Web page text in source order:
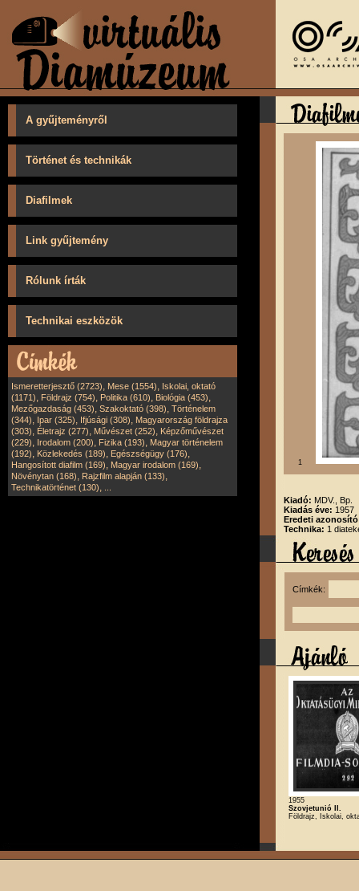
A gyűjteményről
Történet és technikák
Diafilmek
Link gyűjtemény
Rólunk írták
Technikai eszközök
Ismeretterjesztő (2723), Mese (1554), Iskolai, oktató
(1171), Földrajz (754), Politika (610), Biológia (453),
Mezőgazdaság (453), Szakoktató (398), Történelem
(344), Ipar (325), Ifjúsági (308), Magyarország földrajza
(303), Életrajz (277), Művészet (252), Képzőművészet
(229), Irodalom (200), Fizika (193), Magyar történelem
(192), Közlekedés (189), Egészségügy (176),
Hangosított diafilm (169), Magyar irodalom (169),
Növénytan (168), Rajzfilm alapján (133),
Technikatörténet (130),
1
Kiadó: MDV., Bp.
Kiadás éve: 1957
Eredeti
Technika: 1
Címkék:
1955
Szovjetunió II.
Földrajz, Iskolai,